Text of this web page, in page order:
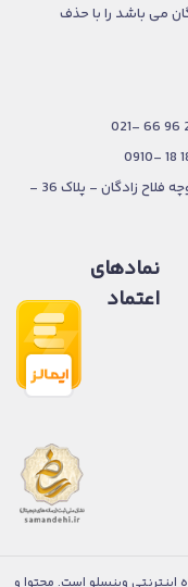
می باشد را با حذف
تهران- خیابان فلسطین - بعد از جمهوری -کوچه فلاح زادگان - پلاک 36 -
نمادهای
اعتماد